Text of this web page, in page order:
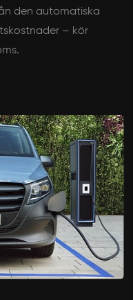
den automatiska
– kör